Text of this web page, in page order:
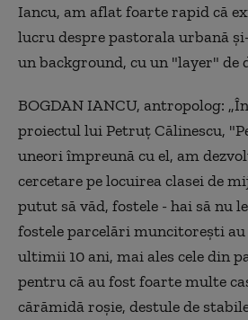
Iancu, am aflat foarte rapid că
lucru despre pastorala urbană
un background, cu un "layer" de
BOGDAN IANCU, antropolog:
proiectul lui Petruț Călinescu,
uneori împreună cu el, am
cercetare pe locuirea clasei de
putut să văd, fostele - hai să nu
fostele parcelări muncitorești
ultimii 10 ani, mai ales cele din
pentru că au fost foarte multe
cărămidă roșie, destule de